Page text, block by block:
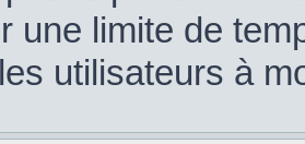
une limite de
utilisateurs à